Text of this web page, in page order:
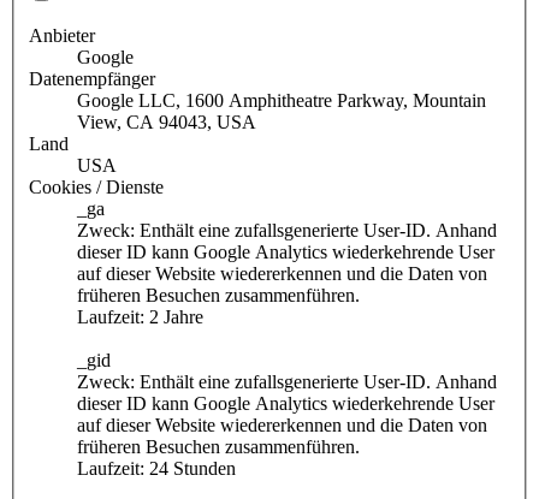
Anbieter
Google
Datenempfänger
Google LLC, 1600 Amphitheatre Parkway, Mountain
View, CA 94043, USA
Land
USA
Cookies / Dienste
_ga
Zweck: Enthält eine zufallsgenerierte User-ID. Anhand
dieser ID kann Google Analytics wiederkehrende User
auf dieser Website wiedererkennen und die Daten von
früheren Besuchen zusammenführen.
Laufzeit: 2 Jahre
_gid
Zweck: Enthält eine zufallsgenerierte User-ID. Anhand
dieser ID kann Google Analytics wiederkehrende User
auf dieser Website wiedererkennen und die Daten von
früheren Besuchen zusammenführen.
Laufzeit: 24 Stunden